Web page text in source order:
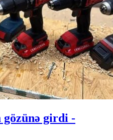
gözünə girdi -